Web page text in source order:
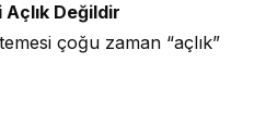
Değildir
çoğu zaman “açlık”